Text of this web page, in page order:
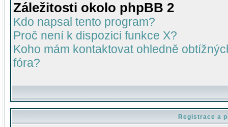
Záležitosti okolo phpBB 2
Kdo napsal tento program?
Proč není k dispozici funkce X?
Koho mám kontaktovat ohledně
fóra?
Registrace a